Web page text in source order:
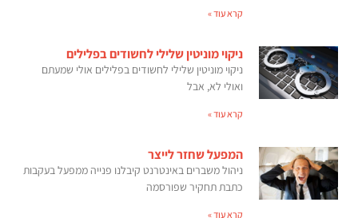
קרא עוד »
ניקוי מוניטין שלילי לחשודים בפלילים
ניקוי מוניטין שלילי לחשודים בפלילים אולי שמעתם
ואולי לא, אבל
קרא עוד »
המפעל שחזר לייצר
ניהול משברים באינטרנט קיבלנו פנייה ממפעל בעקבות
כתבת תחקיר שפורסמה
קרא עוד »